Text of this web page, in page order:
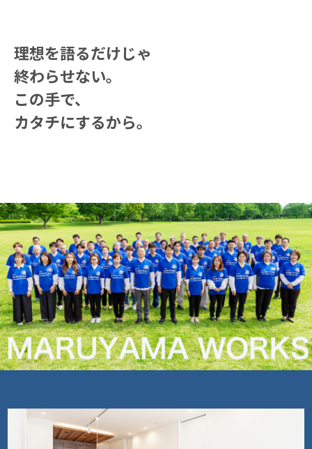
理想を語るだけじゃ
終わらせない。
この手で、
カタチにするから。